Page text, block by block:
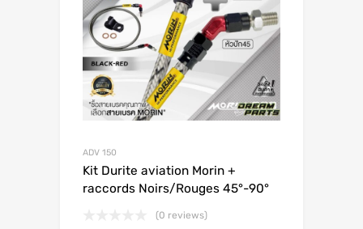
ADV 150
Kit Durite aviation Morin +
raccords Noirs/Rouges 45°-90°
(0 reviews)